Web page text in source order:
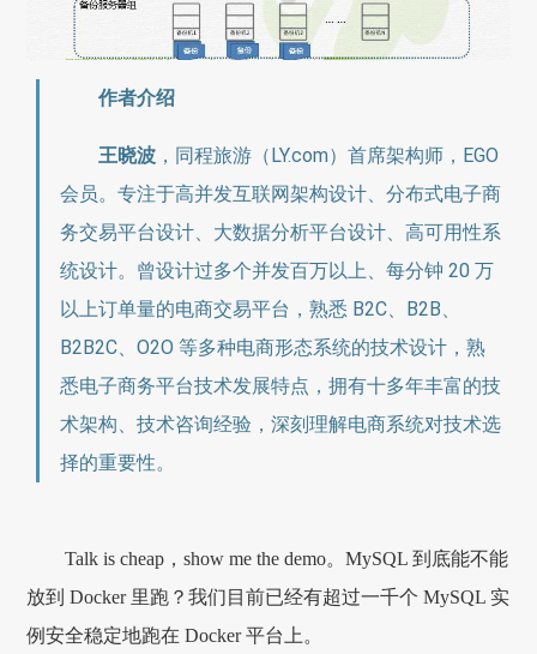
作者介绍
王晓波，同程旅游（LY.com）首席架构师，EGO
会员。专注于高并发互联网架构设计、分布式电子商
务交易平台设计、大数据分析平台设计、高可用性系
统设计。曾设计过多个并发百万以上、每分钟 20 万
以上订单量的电商交易平台，熟悉 B2C、B2B、
B2B2C、O2O 等多种电商形态系统的技术设计，熟
悉电子商务平台技术发展特点，拥有十多年丰富的技
术架构、技术咨询经验，深刻理解电商系统对技术选
择的重要性。
Talk is cheap，show me the demo。MySQL 到底能不能
放到 Docker 里跑？我们目前已经有超过一千个 MySQL 实
例安全稳定地跑在 Docker 平台上。